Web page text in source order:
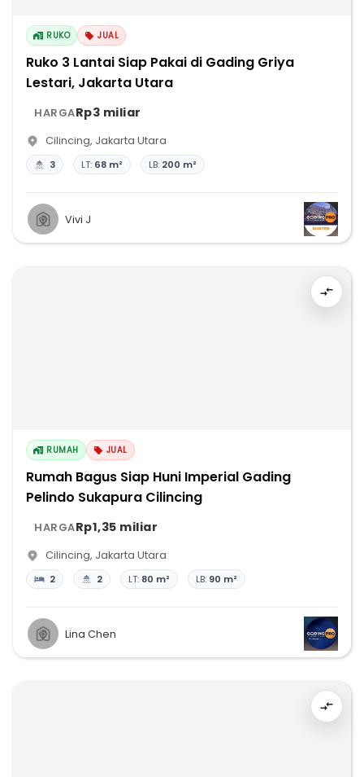
RUKO JUAL
Ruko 3 Lantai Siap Pakai di Gading Griya
Lestari, Jakarta Utara
HARGARp3 miliar
Cilincing, Jakarta Utara
3 LT: 68 m² LB: 200 m²
Vivi J
RUMAH JUAL
Rumah Bagus Siap Huni Imperial Gading
Pelindo Sukapura Cilincing
HARGARp1,35 miliar
Cilincing, Jakarta Utara
2 2 LT: 80 m² LB: 90 m²
Lina Chen